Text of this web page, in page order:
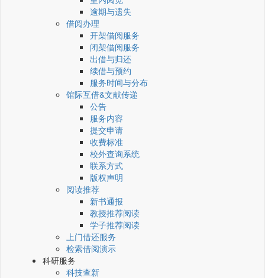
逾期与遗失
借阅办理
开架借阅服务
闭架借阅服务
出借与归还
续借与预约
服务时间与分布
馆际互借&文献传递
公告
服务内容
提交申请
收费标准
校外查询系统
联系方式
版权声明
阅读推荐
新书通报
教授推荐阅读
学子推荐阅读
上门借还服务
检索借阅演示
科研服务
科技查新